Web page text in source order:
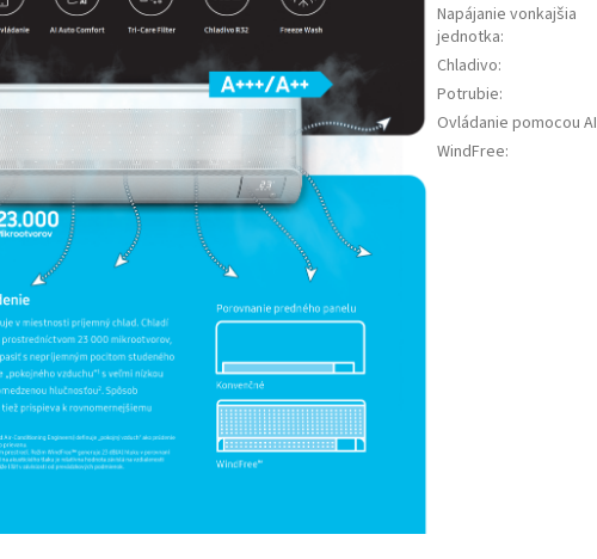
Napájanie vonkajšia
jednotka:
Chladivo:
Potrubie:
Ovládanie pomocou AI
WindFree: